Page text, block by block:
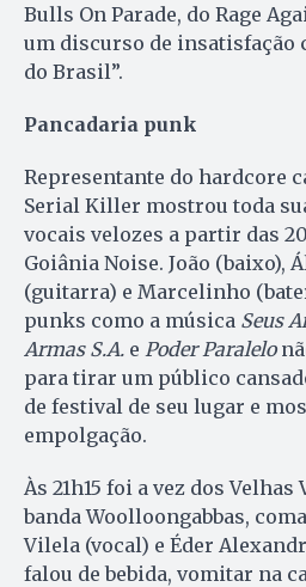
Bulls On Parade, do Rage
um discurso de insatisfação
do Brasil”.
Pancadaria punk
Representante do hardcore
Serial Killer mostrou toda
vocais velozes a partir das
Goiânia Noise. João (baixo),
(guitarra) e Marcelinho
punks como a música Seus
Armas S.A. e Poder Paralelo
para tirar um público
de festival de seu lugar e
empolgação.
Às 21h15 foi a vez dos
banda Woolloongabbas,
Vilela (vocal) e Éder
falou de bebida, vomitar na